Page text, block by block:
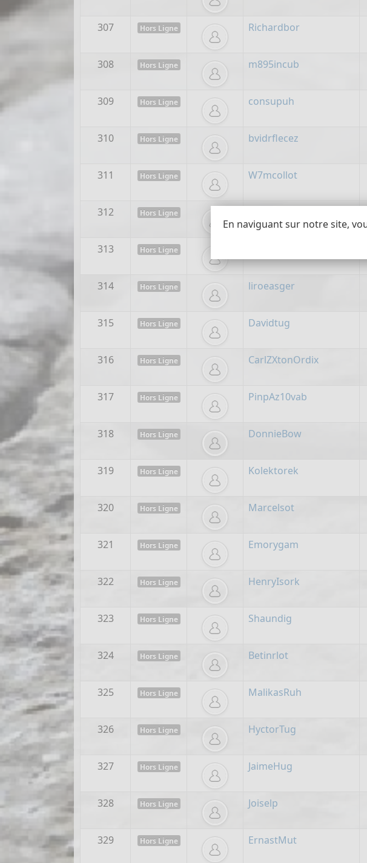
307 Hors Ligne Richardbor
308 Hors Ligne m895incub
309 Hors Ligne consupuh
310 Hors Ligne bvidrflecez
311 Hors Ligne W7mcollot
312 Hors Ligne
313 Hors Ligne
314 Hors Ligne liroeasger
315 Hors Ligne Davidtug
316 Hors Ligne CarlZXtonOrdix
317 Hors Ligne PinpAz10vab
318 Hors Ligne DonnieBow
319 Hors Ligne Kolektorek
320 Hors Ligne Marcelsot
321 Hors Ligne Emorygam
322 Hors Ligne HenryIsork
323 Hors Ligne Shaundig
324 Hors Ligne Betinrlot
325 Hors Ligne MalikasRuh
326 Hors Ligne HyctorTug
327 Hors Ligne JaimeHug
328 Hors Ligne Joiselp
329 Hors Ligne ErnastMut
En naviguant sur notre site,